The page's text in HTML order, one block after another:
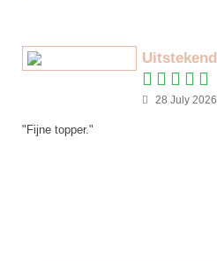
Uitstekend
28 July 2026
"Fijne topper."